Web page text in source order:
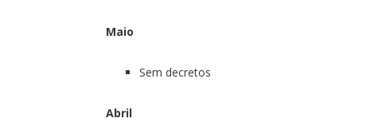
Maio
Sem decretos
Abril